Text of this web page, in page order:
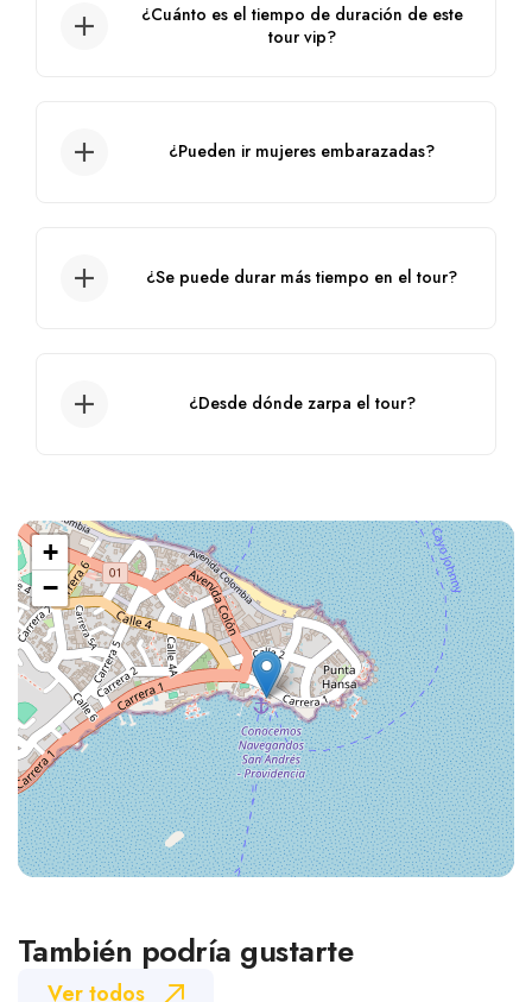
¿Cuánto es el tiempo de duración de este
tour vip?
¿Pueden ir mujeres embarazadas?
¿Se puede durar más tiempo en el tour?
¿Desde dónde zarpa el tour?
+
−
También podría gustarte
Ver todos